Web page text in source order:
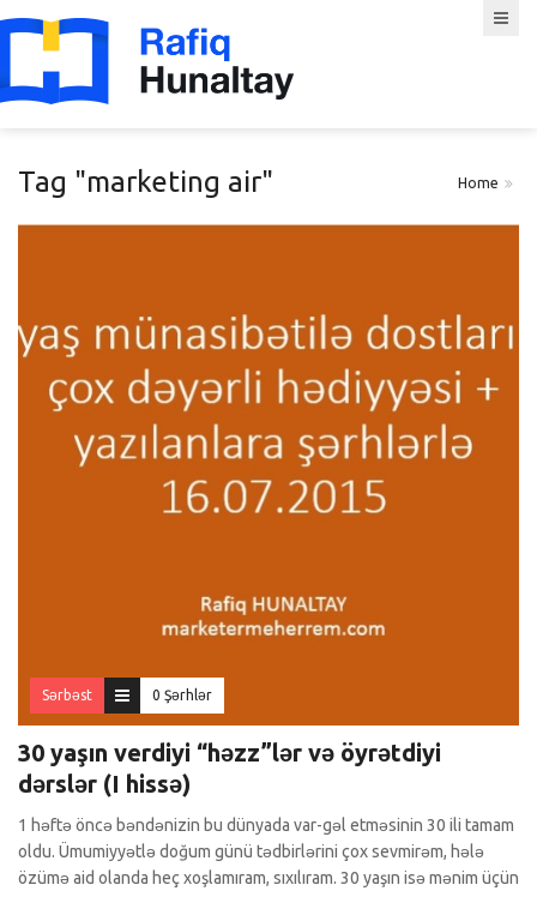
Tag "marketing air" Home
Sərbəst 0 Şərhlər
30 yaşın verdiyi “həzz”lər və öyrətdiyi
dərslər (I hissə)
1 həftə öncə bəndənizin bu dünyada var-gəl etməsinin 30 ili tamam
oldu. Ümumiyyətlə doğum günü tədbirlərini çox sevmirəm, hələ
özümə aid olanda heç xoşlamıram, sıxılıram. 30 yaşın isə mənim üçün